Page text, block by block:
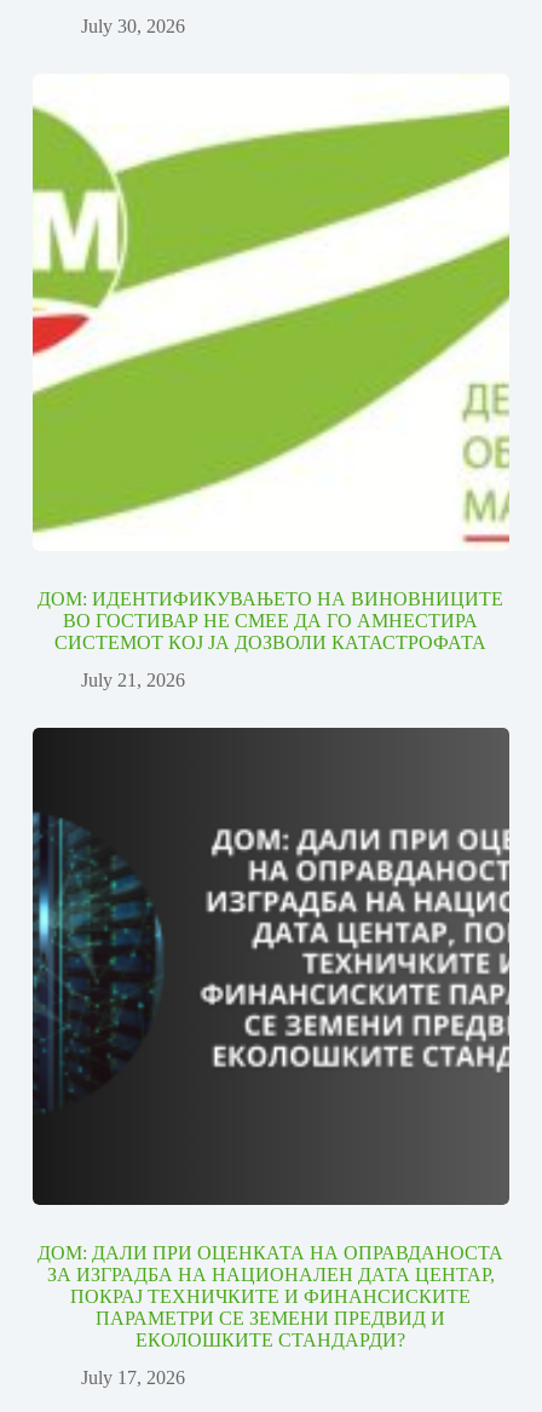
July 30, 2026
ДОМ: ИДЕНТИФИКУВАЊЕТО НА ВИНОВНИЦИТЕ
ВО ГОСТИВАР НЕ СМЕЕ ДА ГО АМНЕСТИРА
СИСТЕМОТ КОЈ ЈА ДОЗВОЛИ КАТАСТРОФАТА
July 21, 2026
ДОМ: ДАЛИ ПРИ ОЦЕНКАТА НА ОПРАВДАНОСТА
ЗА ИЗГРАДБА НА НАЦИОНАЛЕН ДАТА ЦЕНТАР,
ПОКРАЈ ТЕХНИЧКИТЕ И ФИНАНСИСКИТЕ
ПАРАМЕТРИ СЕ ЗЕМЕНИ ПРЕДВИД И
ЕКОЛОШКИТЕ СТАНДАРДИ?
July 17, 2026